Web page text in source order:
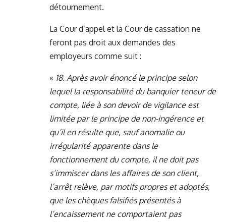
détournement.
La Cour d’appel et la Cour de cassation ne
feront pas droit aux demandes des
employeurs comme suit :
« 18. Après avoir énoncé le principe selon
lequel la responsabilité du banquier teneur de
compte, liée à son devoir de vigilance est
limitée par le principe de non-ingérence et
qu’il en résulte que, sauf anomalie ou
irrégularité apparente dans le
fonctionnement du compte, il ne doit pas
s’immiscer dans les affaires de son client,
l’arrêt relève, par motifs propres et adoptés,
que les chèques falsifiés présentés à
l’encaissement ne comportaient pas